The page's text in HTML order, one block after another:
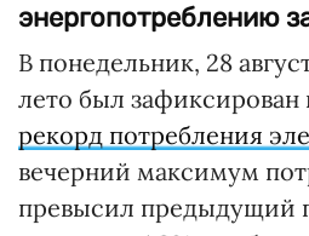
энергопотреблению
В понедельник, 28
лето был
рекорд потребления
вечерний максимум
превысил предыдущий